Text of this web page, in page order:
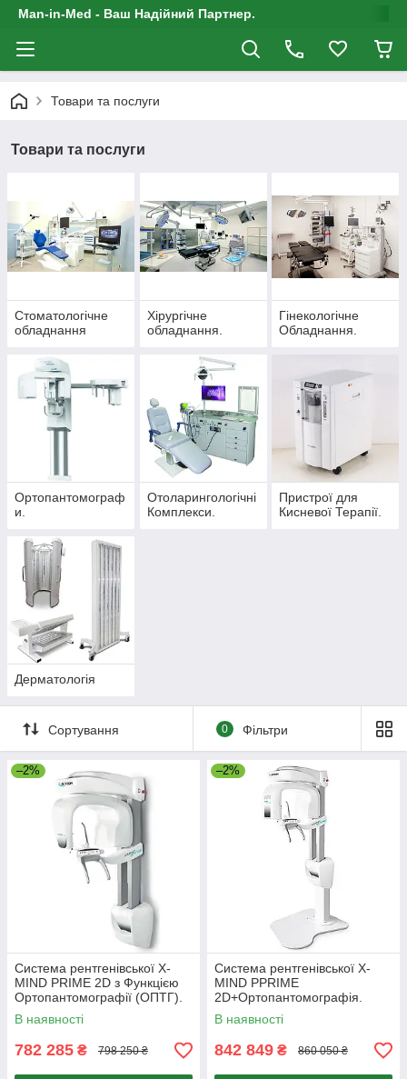
Man-in-Med - Ваш Надійний Партнер.
Товари та послуги
Товари та послуги
Стоматологічне
обладнання
Хірургічне
обладнання.
Гінекологічне
Обладнання.
Ортопантомограф
и.
Отоларингологічні
Комплекси.
Пристрої для
Кисневої Терапії.
Дерматологія
Сортування 0 Фільтри
–2%
Система рентгенівської X-
MIND PRIME 2D з Функцією
Ортопантомографії (ОПТГ).
В наявності
782 285 ₴ 798 250 ₴
–2%
Система рентгенівської X-
MIND PPRIME
2D+Ортопантомографія.
В наявності
842 849 ₴ 860 050 ₴